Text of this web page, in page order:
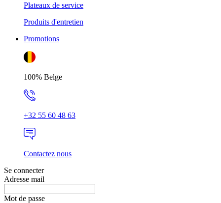
Plateaux de service
Produits d'entretien
Promotions
100% Belge
+32 55 60 48 63
Contactez nous
Se connecter
Adresse mail
Mot de passe